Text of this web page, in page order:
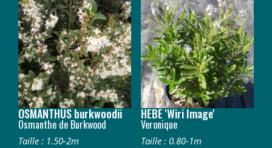
OSMANTHUS burkwoodii
Osmanthe de Burkwood
Taille : 1.50-2m
HEBE 'Wiri Image'
Veronique
Taille : 0.80-1m